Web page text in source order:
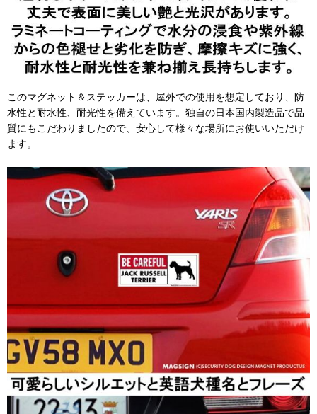
このマグネット＆ステッカーは、屋外での使用を想定しており、防
水性と耐水性、耐光性を備えています。独自の日本国内製造品で品
質にもこだわりましたので、安心して様々な場所にお使いいただけ
ます。